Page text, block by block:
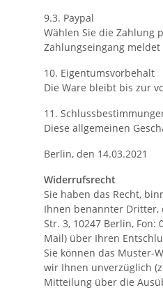
9.3. Paypal
Wählen Sie die Zahlung
Zahlungseingang
10. Eigentumsvorbehalt
Die Ware bleibt bis zur
11.
Diese allgemeinen
Berlin, den 14.03.2021
Widerrufsrecht
Sie haben das Recht,
Ihnen benannter Dritter,
Str. 3, 10247 Berlin, Fon:
Mail) über Ihren
Sie können das Muster-
wir Ihnen unverzüglich
Mitteilung über die